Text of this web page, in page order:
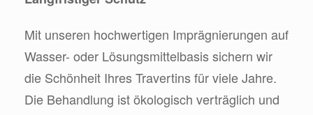
Mit unseren hochwertigen Imprägnierungen auf
Wasser- oder Lösungsmittelbasis sichern wir
die Schönheit Ihres Travertins für viele Jahre.
Die Behandlung ist ökologisch verträglich und